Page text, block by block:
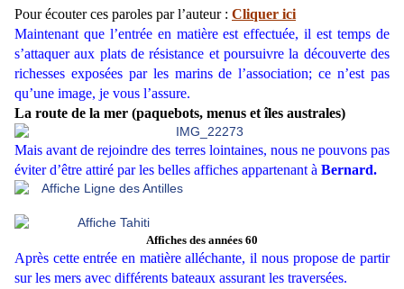
Pour écouter ces paroles par l’auteur : Cliquer ici
Maintenant que l’entrée en matière est effectuée, il est temps de
s’attaquer aux plats de résistance et poursuivre la découverte des
richesses exposées par les marins de l’association; ce n’est pas
qu’une image, je vous l’assure.
La route de la mer (paquebots, menus et îles australes)
Mais avant de rejoindre des terres lointaines, nous ne pouvons pas
éviter d’être attiré par les belles affiches appartenant à Bernard.
Affiches des années 60
Après cette entrée en matière alléchante, il nous propose de partir
sur les mers avec différents bateaux assurant les traversées.